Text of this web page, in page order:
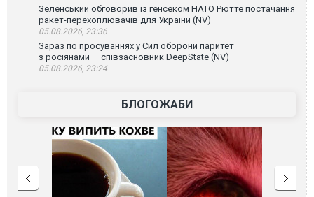
Зеленський обговорив із генсеком НАТО Рютте постачання
ракет-перехоплювачів для України (NV)
05.08.2026, 23:36
Зараз по просуваннях у Сил оборони паритет
з росіянами — співзасновник DeepState (NV)
05.08.2026, 23:24
БЛОГОЖАБИ